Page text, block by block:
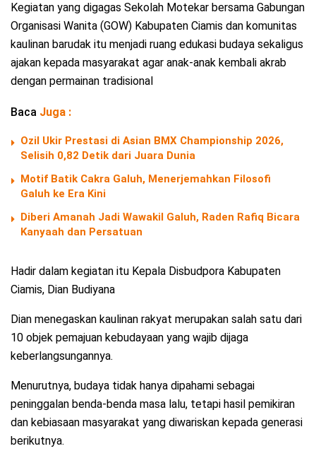
Kegiatan yang digagas Sekolah Motekar bersama Gabungan
Organisasi Wanita (GOW) Kabupaten Ciamis dan komunitas
kaulinan barudak itu menjadi ruang edukasi budaya sekaligus
ajakan kepada masyarakat agar anak-anak kembali akrab
dengan permainan tradisional
Baca Juga :
Ozil Ukir Prestasi di Asian BMX Championship 2026,
Selisih 0,82 Detik dari Juara Dunia
Motif Batik Cakra Galuh, Menerjemahkan Filosofi
Galuh ke Era Kini
Diberi Amanah Jadi Wawakil Galuh, Raden Rafiq Bicara
Kanyaah dan Persatuan
Hadir dalam kegiatan itu Kepala Disbudpora Kabupaten
Ciamis, Dian Budiyana
Dian menegaskan kaulinan rakyat merupakan salah satu dari
10 objek pemajuan kebudayaan yang wajib dijaga
keberlangsungannya.
Menurutnya, budaya tidak hanya dipahami sebagai
peninggalan benda-benda masa lalu, tetapi hasil pemikiran
dan kebiasaan masyarakat yang diwariskan kepada generasi
berikutnya.